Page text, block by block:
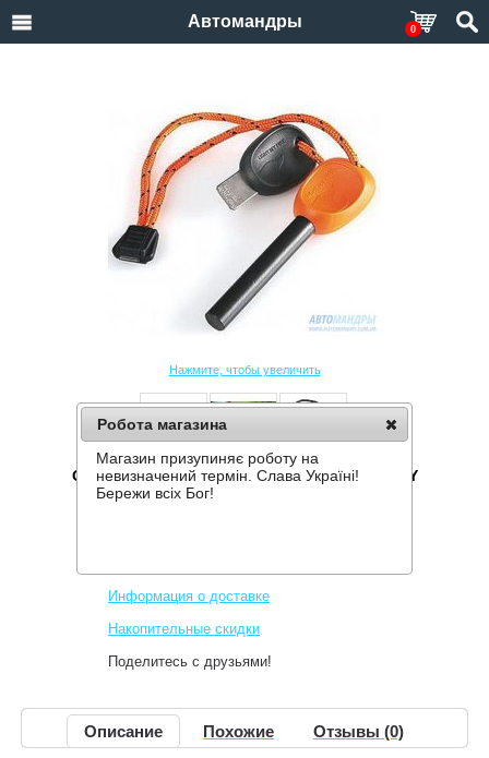
Автомандры 0
Нажмите, чтобы увеличить
ОГНИВО LIGHT MY FIRE FIRESTEEL 2.0 ARMY
Информация о доставке
Накопительные скидки
Поделитесь с друзьями!
Описание Похожие Отзывы (0)
Робота магазина
Магазин призупиняє роботу на
невизначений термін. Слава Україні!
Бережи всіх Бог!